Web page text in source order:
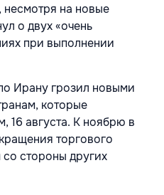
несмотря на новые
о двух «очень
при выполнении
Ирану грозил новыми
которые
16 августа. К ноябрю в
торгового
стороны других